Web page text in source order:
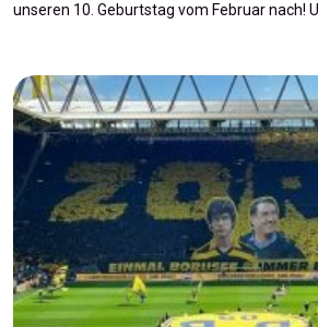
unseren 10. Geburtstag vom Februar nach!